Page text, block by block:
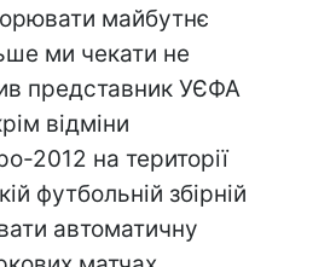
майбутнє
ми чекати не
представник УЄФА
відміни
2012 на території
футбольній збірній
автоматичну